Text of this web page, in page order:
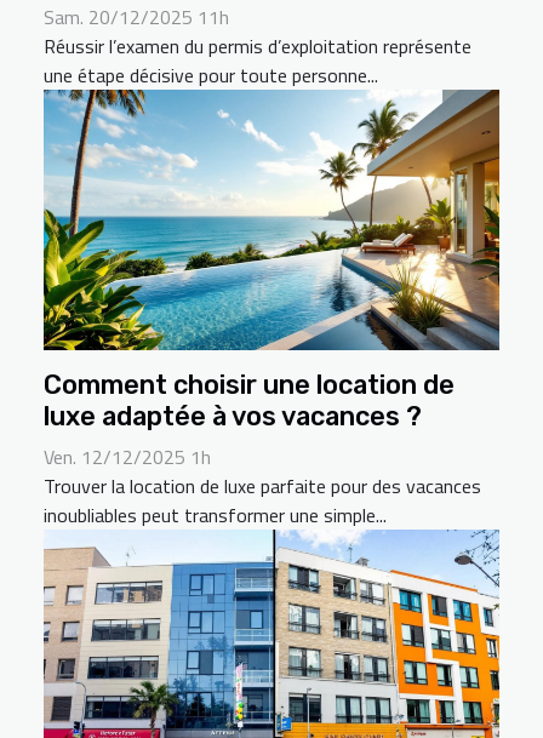
Sam. 20/12/2025 11h
Réussir l’examen du permis d’exploitation représente
une étape décisive pour toute personne...
Comment choisir une location de
luxe adaptée à vos vacances ?
Ven. 12/12/2025 1h
Trouver la location de luxe parfaite pour des vacances
inoubliables peut transformer une simple...